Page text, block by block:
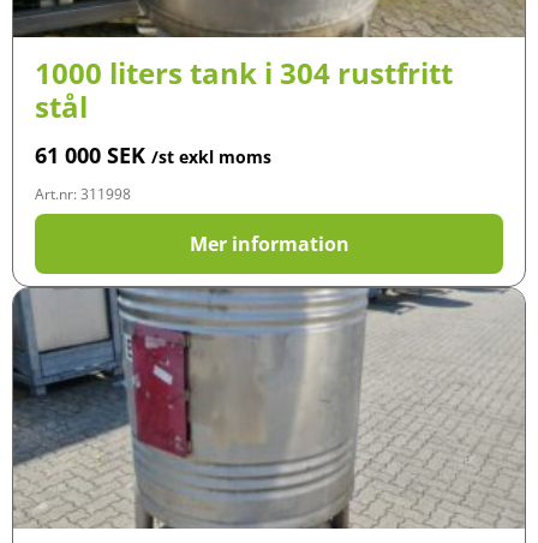
1000 liters tank i 304 rustfritt
stål
61 000 SEK /st exkl moms
Art.nr: 311998
Mer information